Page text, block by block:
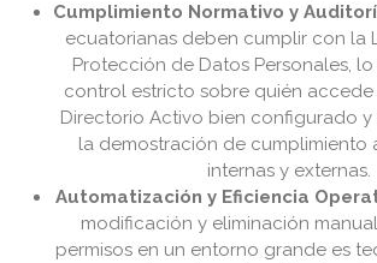
Cumplimiento Normativo y
ecuatorianas deben cumplir con la
Protección de Datos Personales,
control estricto sobre quién accede
Directorio Activo bien configurado
la demostración de cumplimiento
internas y externas.
Automatización y Eficiencia
modificación y eliminación
permisos en un entorno grande es